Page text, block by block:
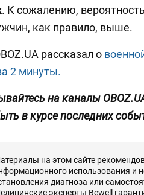
. К сожалению,
как правило, выше.
рассказал о
2 минуты.
на каналы
в курсе последних
на этом сайте
использования и
диагноза или
эксперты Bewell